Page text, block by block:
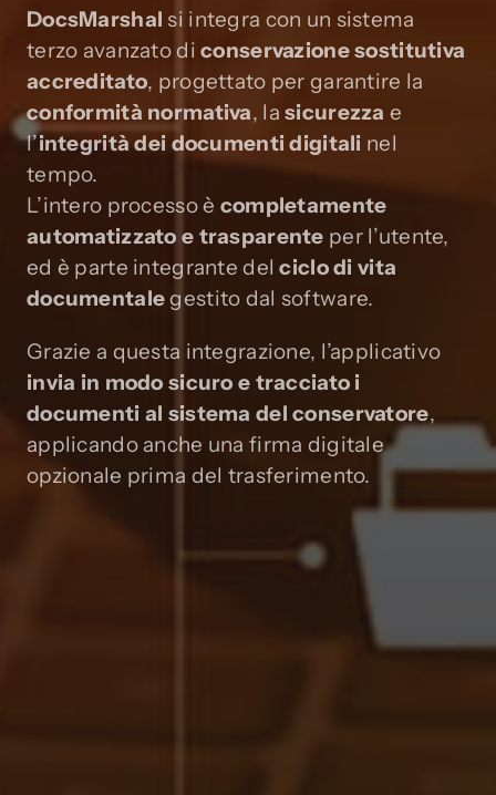
DocsMarshal si integra con un sistema
terzo avanzato diconservazione sostitutiva
accreditato, progettato per garantire la
conformità normativa, lasicurezza e
l’integrità dei documenti digitali nel
tempo.
L’intero processo è completamente
automatizzato e trasparente per l’utente,
ed è parte integrante delciclo di vita
documentalegestito dal software.
Grazie a questa integrazione, l’applicativo
invia in modo sicuro e tracciato i
documenti al sistema del conservatore,
applicando anche una firma digitale
opzionale prima del trasferimento.